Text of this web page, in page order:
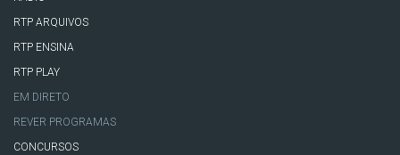
RTP ARQUIVOS
RTP ENSINA
RTP PLAY
EM DIRETO
REVER PROGRAMAS
CONCURSOS